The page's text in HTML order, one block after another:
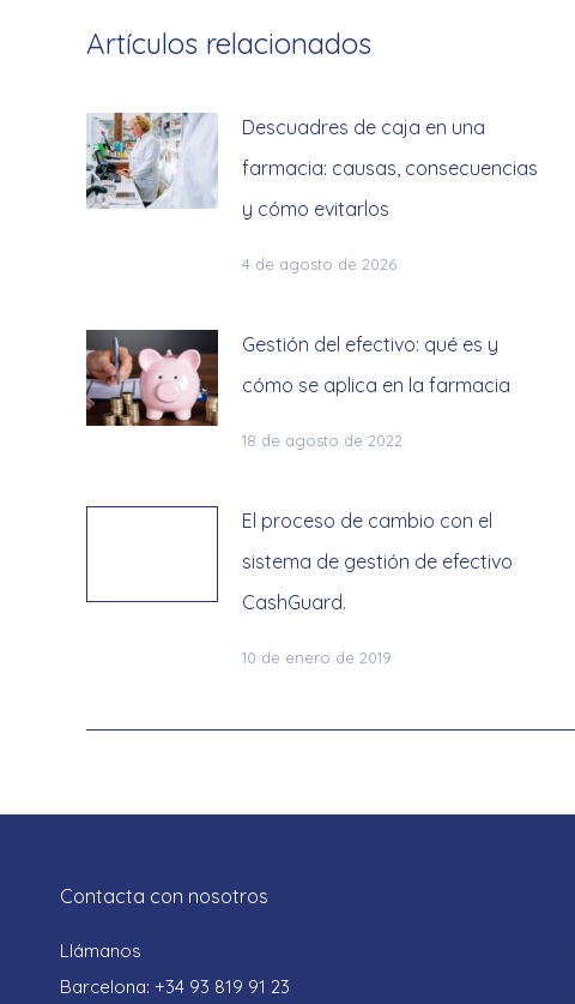
Artículos relacionados
Descuadres de caja en una
farmacia: causas, consecuencias
y cómo evitarlos
4 de agosto de 2026
Gestión del efectivo: qué es y
cómo se aplica en la farmacia
18 de agosto de 2022
El proceso de cambio con el
sistema de gestión de efectivo
CashGuard.
10 de enero de 2019
Contacta con nosotros
Llámanos
Barcelona: +34 93 819 91 23